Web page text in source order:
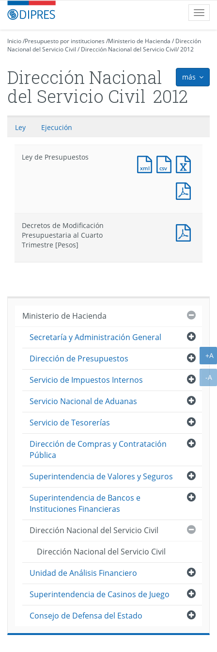
Contenido
principalDIPRES
-
de
Presupuestos
Inicio/Presupuesto por instituciones /Ministerio de Hacienda / Dirección
Nacional del Servicio Civil / Dirección Nacional del Servicio Civil/2012
más
Dirección Nacional
del Servicio Civil 2012
Ley Ejecución
Ley de Presupuestos
Documento
XML
Documento
CSV
:
Ley
de
Decretos de Modificación
Presupuestaria al Cuarto
Trimestre [Pesos]
al
Ministerio de Hacienda
Abrir
Secretaría y Administración General
Abrir
Dirección de Presupuestos
Abrir
Servicio de Impuestos Internos
Abrir
Servicio Nacional de Aduanas
Abrir
Servicio de Tesorerías
Abrir
Dirección de Compras y Contratación
Pública
Abrir
Superintendencia de Valores y Seguros
Abrir
Superintendencia de Bancos e
Instituciones Financieras
Dirección Nacional del Servicio Civil
Dirección Nacional del Servicio Civil
Abrir
Unidad de Análisis Financiero
Abrir
Superintendencia de Casinos de Juego
Abrir
Consejo de Defensa del Estado
+A
-A